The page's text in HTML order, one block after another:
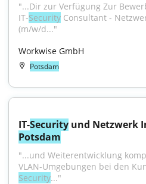
"...Dir zur Verfügung Zur
IT-Security Consultant -
(m/w/d..."
Workwise GmbH
Potsdam
IT-Security
Potsdam
"...und Weiterentwicklung
Security..."